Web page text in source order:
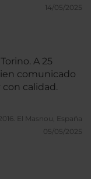
14/05/2025
A 25
comunicado
calidad.
El Masnou, España
05/05/2025